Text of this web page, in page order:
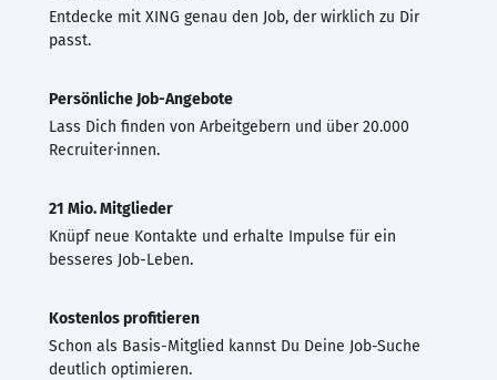
Entdecke mit XING genau den Job, der wirklich zu Dir
passt.
Persönliche Job-Angebote
Lass Dich finden von Arbeitgebern und über 20.000
Recruiter·innen.
21 Mio. Mitglieder
Knüpf neue Kontakte und erhalte Impulse für ein
besseres Job-Leben.
Kostenlos profitieren
Schon als Basis-Mitglied kannst Du Deine Job-Suche
deutlich optimieren.